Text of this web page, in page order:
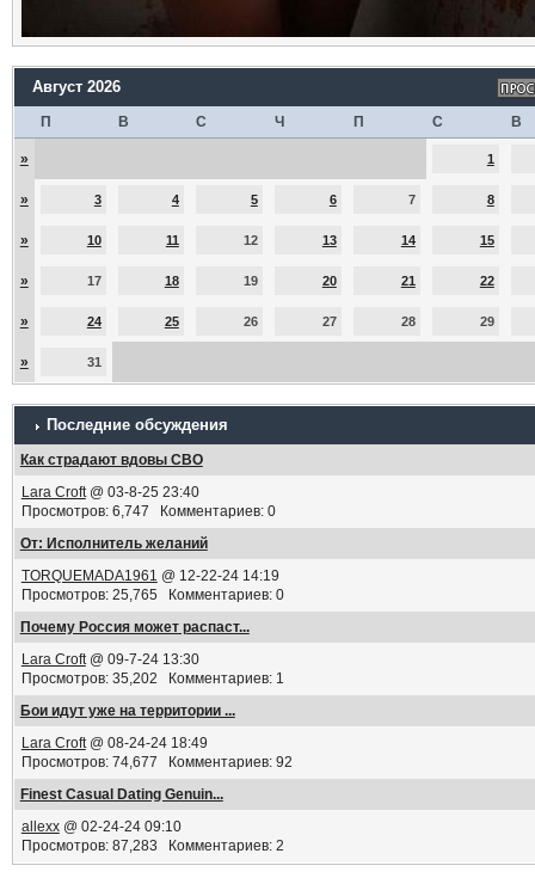
Август 2026
П В С Ч П С В
» 1
» 3 4 5 6 7 8
» 10 11 12 13 14 15
» 17 18 19 20 21 22
» 24 25 26 27 28 29
» 31
Последние обсуждения
Как страдают вдовы СВО
Lara Croft@ 03-8-25 23:40
Просмотров: 6,747 Комментариев: 0
От: Исполнитель желаний
TORQUEMADA1961 @ 12-22-24 14:19
Просмотров: 25,765 Комментариев: 0
Почему Россия может распаст...
Lara Croft@ 09-7-24 13:30
Просмотров: 35,202 Комментариев: 1
Бои идут уже на территории ...
Lara Croft@ 08-24-24 18:49
Просмотров: 74,677 Комментариев: 92
Finest Сasual Dating Genuin...
allexx@ 02-24-24 09:10
Просмотров: 87,283 Комментариев: 2